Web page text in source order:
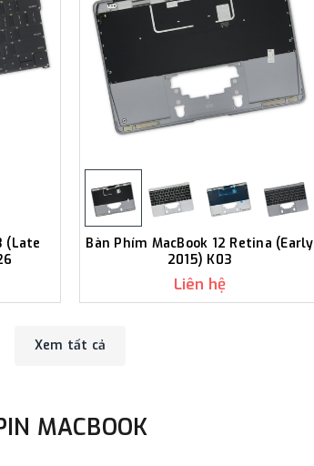
(Late
Bàn Phím MacBook 12 Retina (Early
2015) K03
Liên hệ
Xem tất cả
MACBOOK